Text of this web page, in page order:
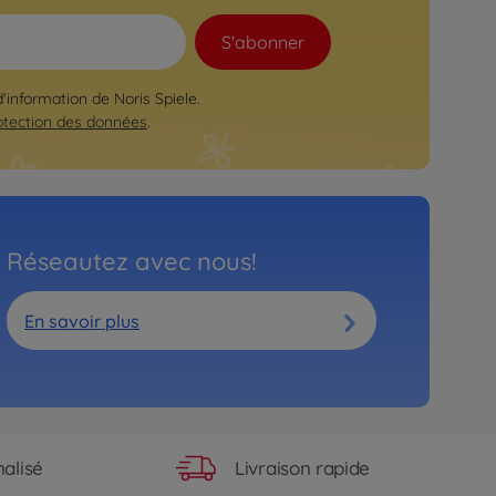
S'abonner
de Noris Spiele.
des données.
Réseautez avec nous!
En savoir plus
Livraison rapide